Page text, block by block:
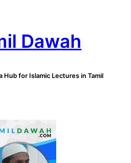
Dawah
Hub for Islamic Lectures in Tamil